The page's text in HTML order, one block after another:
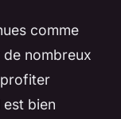
comme
nombreux
bien